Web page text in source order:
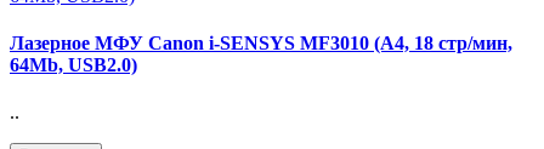
Лазерное МФУ Canon i-SENSYS MF3010 (A4, 18 стр/мин,
64Mb, USB2.0)
..